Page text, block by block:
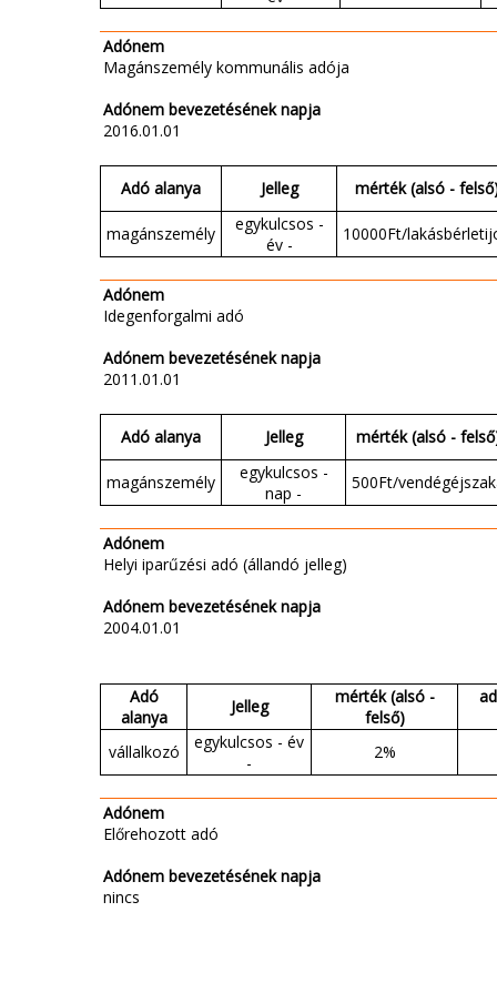
Adónem
Magánszemély kommunális adója
Adónem bevezetésének napja
2016.01.01
Adó alanya Jelleg mérték (alsó -
magánszemély
egykulcsos -
év -
10000Ft/
Adónem
Idegenforgalmi adó
Adónem bevezetésének napja
2011.01.01
Adó alanya Jelleg mérték (alsó -
magánszemély
egykulcsos -
nap -
500Ft/
Adónem
Helyi iparűzési adó (állandó jelleg)
Adónem bevezetésének napja
2004.01.01
Adó
alanya
Jelleg
mérték (alsó -
felső)
vállalkozó
egykulcsos - év
-
2%
Adónem
Előrehozott adó
Adónem bevezetésének napja
nincs